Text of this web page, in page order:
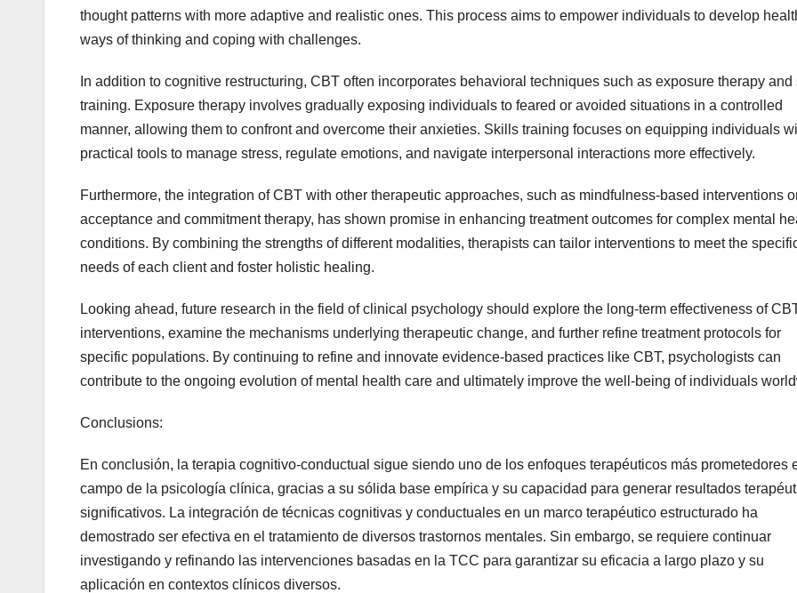
thought patterns with more adaptive and realistic ones. This process aims to empower individuals to develop
ways of thinking and coping with challenges.
In addition to cognitive restructuring, CBT often incorporates behavioral techniques such as exposure therapy and
training. Exposure therapy involves gradually exposing individuals to feared or avoided situations in a controlled
manner, allowing them to confront and overcome their anxieties. Skills training focuses on equipping individuals
practical tools to manage stress, regulate emotions, and navigate interpersonal interactions more effectively.
Furthermore, the integration of CBT with other therapeutic approaches, such as mindfulness-based interventions
acceptance and commitment therapy, has shown promise in enhancing treatment outcomes for complex mental
conditions. By combining the strengths of different modalities, therapists can tailor interventions to meet the
needs of each client and foster holistic healing.
Looking ahead, future research in the field of clinical psychology should explore the long-term effectiveness of
interventions, examine the mechanisms underlying therapeutic change, and further refine treatment protocols for
specific populations. By continuing to refine and innovate evidence-based practices like CBT, psychologists can
contribute to the ongoing evolution of mental health care and ultimately improve the well-being of individuals
Conclusions:
En conclusión, la terapia cognitivo-conductual sigue siendo uno de los enfoques terapéuticos más prometedores
campo de la psicología clínica, gracias a su sólida base empírica y su capacidad para generar resultados
significativos. La integración de técnicas cognitivas y conductuales en un marco terapéutico estructurado ha
demostrado ser efectiva en el tratamiento de diversos trastornos mentales. Sin embargo, se requiere continuar
investigando y refinando las intervenciones basadas en la TCC para garantizar su eficacia a largo plazo y su
aplicación en contextos clínicos diversos.